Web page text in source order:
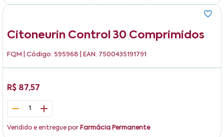
Citoneurin Control 30 Comprimidos
FQM | Código: 595968 | EAN: 7500435191791
R$ 87,57
1
Vendido e entregue por Farmácia Permanente